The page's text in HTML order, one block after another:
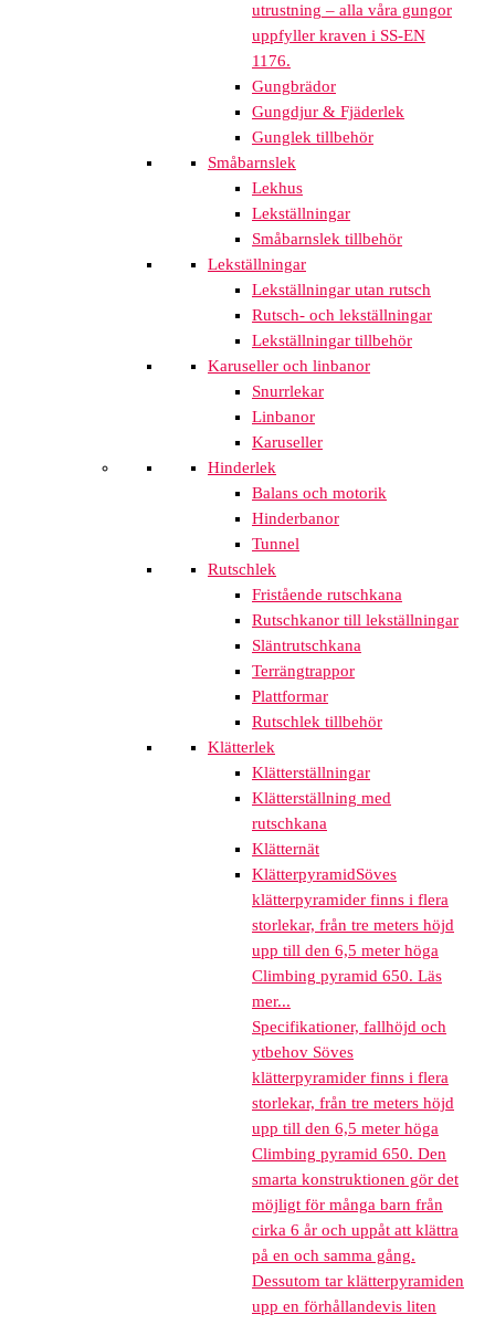
utrustning – alla våra gungor
uppfyller kraven i SS-EN
1176.
Gungbrädor
Gungdjur & Fjäderlek
Gunglek tillbehör
Småbarnslek
Lekhus
Lekställningar
Småbarnslek tillbehör
Lekställningar
Lekställningar utan rutsch
Rutsch- och lekställningar
Lekställningar tillbehör
Karuseller och linbanor
Snurrlekar
Linbanor
Karuseller
Hinderlek
Balans och motorik
Hinderbanor
Tunnel
Rutschlek
Fristående rutschkana
Rutschkanor till lekställningar
Släntrutschkana
Terrängtrappor
Plattformar
Rutschlek tillbehör
Klätterlek
Klätterställningar
Klätterställning med
rutschkana
Klätternät
KlätterpyramidSöves
klätterpyramider finns i flera
storlekar, från tre meters höjd
upp till den 6,5 meter höga
Climbing pyramid 650. Läs
mer...
Specifikationer, fallhöjd och
ytbehov Söves
klätterpyramider finns i flera
storlekar, från tre meters höjd
upp till den 6,5 meter höga
Climbing pyramid 650. Den
smarta konstruktionen gör det
möjligt för många barn från
cirka 6 år och uppåt att klättra
på en och samma gång.
Dessutom tar klätterpyramiden
upp en förhållandevis liten